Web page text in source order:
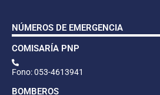
NÚMEROS DE EMERGENCIA
COMISARÍA PNP
Fono: 053-4613941
BOMBEROS